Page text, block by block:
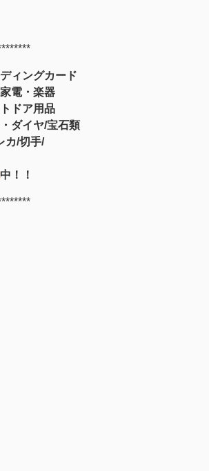
ィングカード
電・楽器
トドア用品
・ ダイヤ/宝石類
カ/切手/
中！！